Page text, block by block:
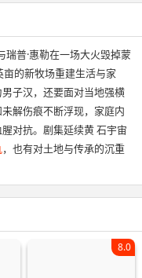
瑞普·惠勒在一场大火毁掉蒙
的新牧场重建生活与家
子汉，还要面对当地强横
解伤痕不断浮现，家庭内
对抗。剧集延续黄 石宇宙
，也有对土地与传承的沉重
8.0